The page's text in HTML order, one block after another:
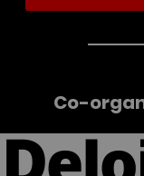
Co-